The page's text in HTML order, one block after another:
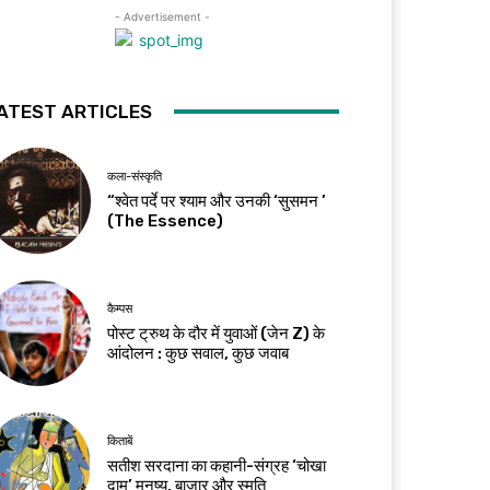
- Advertisement -
ARTICLES
कला-संस्कृति
“श्वेत पर्दे पर श्याम और उनकी ‘सुसमन ’
(The Essence)
कैम्पस
पोस्ट ट्रुथ के दौर में युवाओं (जेन Z) के
आंदोलन : कुछ सवाल, कुछ जवाब
किताबें
सतीश सरदाना का कहानी-संग्रह ‘चोखा
दाम’ मनुष्य, बाज़ार और स्मृति